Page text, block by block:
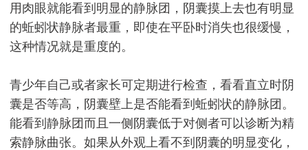
用肉眼就能看到明显的静脉团，阴囊摸上去也有明显
的蚯蚓状静脉者最重，即使在平卧时消失也很缓慢，
这种情况就是重度的。
青少年自己或者家长可定期进行检查，看看直立时阴
囊是否等高，阴囊壁上是否能看到蚯蚓状的静脉团。
能看到静脉团而且一侧阴囊低于对侧者可以诊断为精
索静脉曲张。如果从外观上看不到阴囊的明显变化，